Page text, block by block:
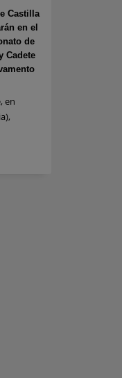
Castilla
en el
de
Cadete
en